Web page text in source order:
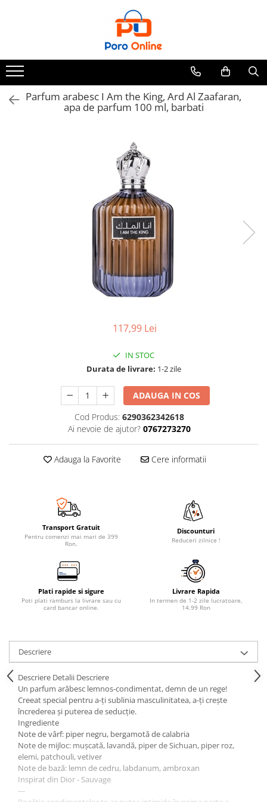
Al Absar
Parfum
Clone
Parfum Barbati
Parfum arabesc I Am the King, Ard Al Zaafaran,
apa de parfum 100 ml, barbati
117,99 Lei
IN STOC
Durata de livrare: 1-2 zile
ADAUGA IN COS
Cod Produs: 6290362342618
Ai nevoie de ajutor? 0767273270
Adauga la Favorite Cere informatii
Transport Gratuit
Pentru comenzi mai mari de 399
Ron.
Discounturi
Reduceri zilnice !
Plati rapide si sigure
Poti plati ramburs la livrare sau cu
card bancar online.
Livrare Rapida
In termen de 1-2 zile lucratoare,
14.99 Ron
Descriere
Descriere Detalii Descriere
Un parfum arăbesc lemnos-condimentat, demn de un rege!
Creeat special pentru a-ți sublinia masculinitatea, a-ți crește
încrederea și puterea de seducție.
Ingrediente
Note de vârf: piper negru, bergamotă de calabria
Note de mijloc: mușcată, lavandă, piper de Sichuan, piper roz,
elemi, patchouli, vetiver
Note de bază: lemn de cedru, labdanum, ambroxan
Inspirat din Dior - Sauvage
---